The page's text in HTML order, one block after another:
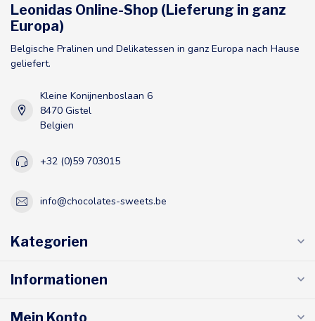
Leonidas Online-Shop (Lieferung in ganz
Europa)
Belgische Pralinen und Delikatessen in ganz Europa nach Hause
geliefert.
Kleine Konijnenboslaan 6
8470 Gistel
Belgien
+32 (0)59 703015
info@chocolates-sweets.be
Kategorien
Informationen
Mein Konto